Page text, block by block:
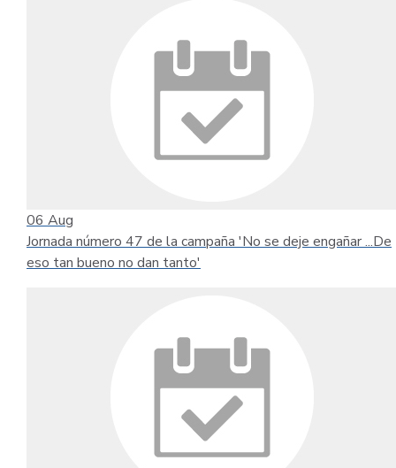
06 Aug
Jornada número 47 de la campaña 'No se deje engañar ...De
eso tan bueno no dan tanto'